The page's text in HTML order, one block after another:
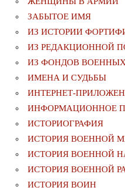
ЗАБЫТОЕ ИМЯ
ИЗ ИСТОРИИ
ИЗ РЕДАКЦИОННОЙ
ИЗ ФОНДОВ
ИМЕНА И СУДЬБЫ
ИНТЕРНЕТ-
ИНФОРМАЦИОННОЕ
ИСТОРИОГРАФИЯ
ИСТОРИЯ ВОЕННОЙ
ИСТОРИЯ ВОЕННОЙ
ИСТОРИЯ ВОЕННОЙ
ИСТОРИЯ ВОИН